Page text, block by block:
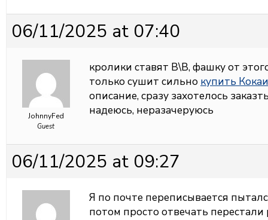
06/11/2025 at 07:40
JohnnyFed
Guest
кролики ставят В\В, фашку от
только сушит сильно купить
описание, сразу захотелось
надеюсь, неразачеруюсь
06/11/2025 at 09:27
Я по почте переписывается
потом просто отвечать